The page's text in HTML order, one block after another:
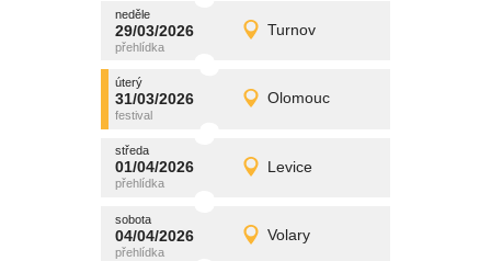
neděle
29/03/2026 Turnov
neděle
29/03/2026 Detail
promítání
úterý
31/03/2026 Olomouc
úterý
31/03/2026 Detail
promítání
středa
01/04/2026 Levice
středa
01/04/2026 Detail
promítání
sobota
04/04/2026 Volary
sobota
04/04/2026 Detail
promítání